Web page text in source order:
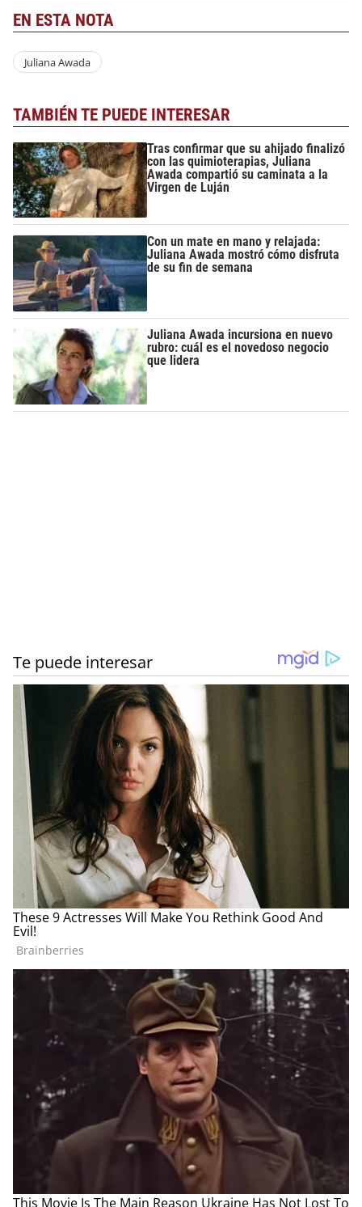
EN ESTA NOTA
Juliana Awada
TAMBIÉN TE PUEDE INTERESAR
Tras confirmar que su ahijado finalizó
con las quimioterapias, Juliana
Awada compartió su caminata a la
Virgen de Luján
Con un mate en mano y relajada:
Juliana Awada mostró cómo disfruta
de su fin de semana
Juliana Awada incursiona en nuevo
rubro: cuál es el novedoso negocio
que lidera